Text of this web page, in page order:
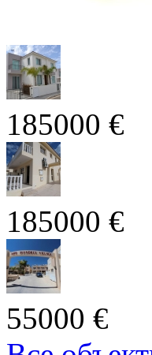
185000 €
185000 €
55000 €